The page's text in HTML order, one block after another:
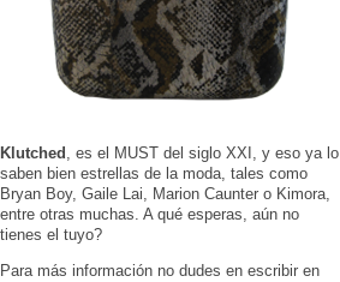
Klutched , es el MUST del siglo XXI, y eso ya lo
saben bien estrellas de la moda, tales como
Bryan Boy, Gaile Lai, Marion Caunter o Kimora,
entre otras muchas. A qué esperas, aún no
tienes el tuyo?
Para más información no dudes en escribir en